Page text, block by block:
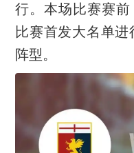
行。本场比赛赛
比赛首发大名单
阵型。